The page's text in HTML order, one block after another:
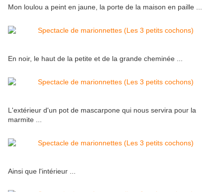
Mon loulou a peint en jaune, la porte de la maison en paille ...
En noir, le haut de la petite et de la grande cheminée ...
L'extérieur d'un pot de mascarpone qui nous servira pour la
marmite ...
Ainsi que l'intérieur ...